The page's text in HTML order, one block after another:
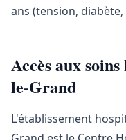
ans (tension,
Accès aux
le-Grand
L'établissement